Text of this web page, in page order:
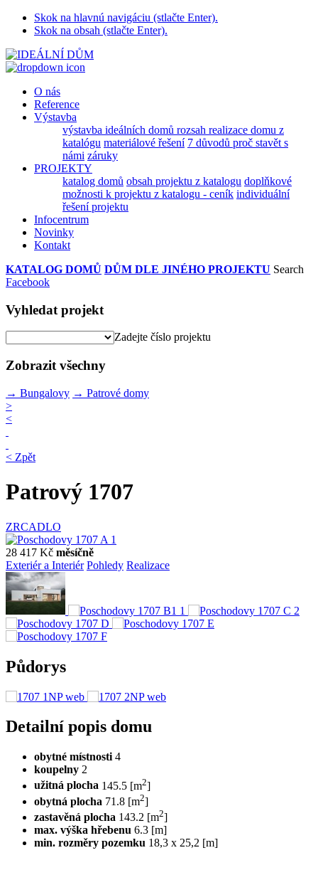
Skok na hlavnú navigáciu (stlačte Enter).
Skok na obsah (stlačte Enter).
O nás
Reference
Výstavba
výstavba ideálních domů rozsah realizace domu z
katalógu materiálové řešení 7 důvodů proč stavět s
námi záruky
PROJEKTY
katalog domů obsah projektu z katalogu doplňkové
možnosti k projektu z katalogu - ceník individuální
řešení projektu
Infocentrum
Novinky
Kontakt
KATALOG DOMŮ DŮM DLE JINÉHO PROJEKTU Search
Facebook
Vyhledat projekt
Zadejte číslo projektu
Zobrazit všechny
→ Bungalovy → Patrové domy
>
<
< Zpět
Patrový 1707
ZRCADLO
28 417 Kč měsíčně
Exteriér a Interiér Pohledy Realizace
Půdorys
Detailní popis domu
obytné místnosti 4
koupelny 2
užitná plocha 145.5 [m2]
obytná plocha 71.8 [m2]
zastavěná plocha 143.2 [m2]
max. výška hřebenu 6.3 [m]
min. rozměry pozemku 18,3 x 25,2 [m]